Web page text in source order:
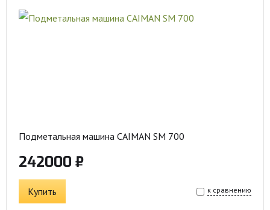
Подметальная машина CAIMAN SM 700
242000 ₽
Купить к сравнению